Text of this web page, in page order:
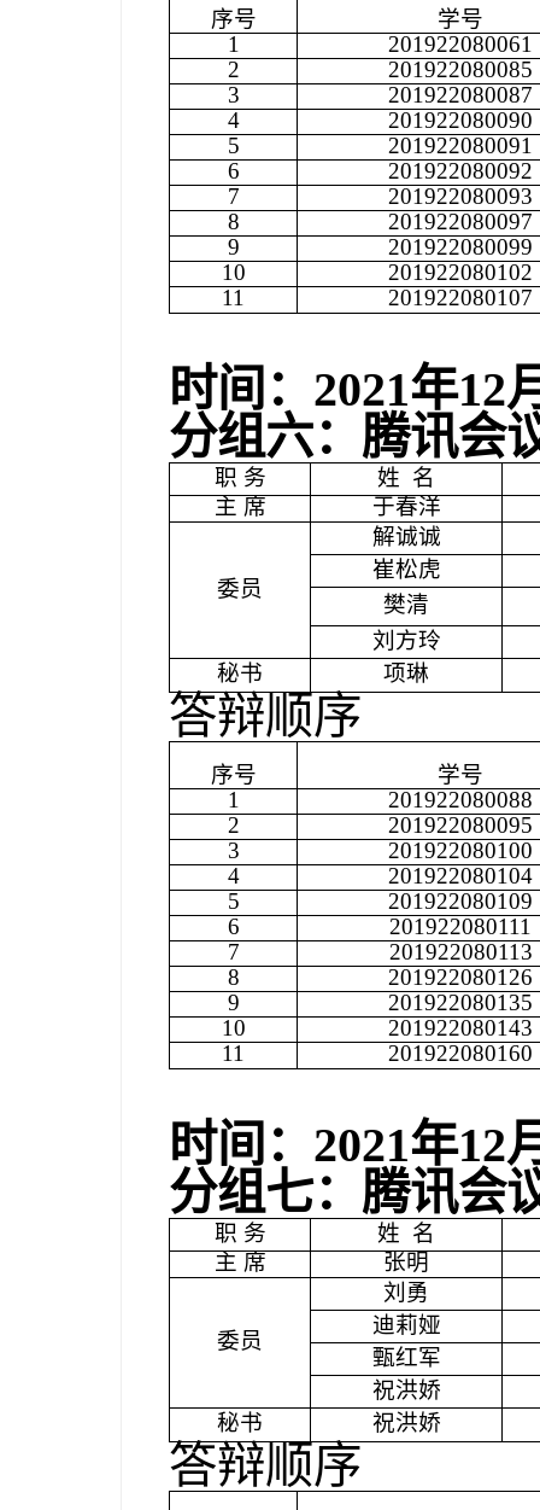
序号
学号
1
201922080061
2
201922080085
3
201922080087
4
201922080090
5
201922080091
6
201922080092
7
201922080093
8
201922080097
9
201922080099
10
201922080102
11
201922080107
时间： 2021年12
分组六：腾讯会
职 务 姓 名
主 席
于春洋
委员
解诚诚
崔松虎
樊清
刘方玲
秘书
项琳
答辩顺序
序号
学号
1
201922080088
2
201922080095
3
201922080100
4
201922080104
5
201922080109
6
201922080111
7
201922080113
8
201922080126
9
201922080135
10
201922080143
11
201922080160
时间： 2021年12
分组七：腾讯会
职 务 姓 名
主 席
张明
委员
刘勇
迪莉娅
甄红军
祝洪娇
秘书
祝洪娇
答辩顺序